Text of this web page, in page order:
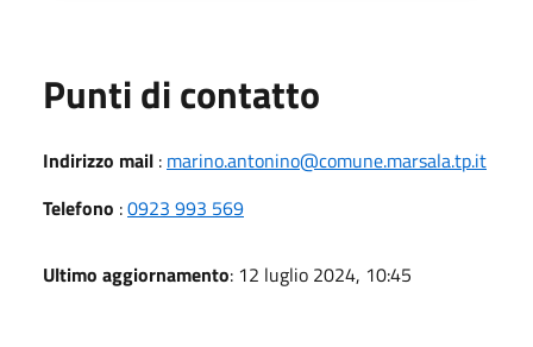
Punti di contatto
Indirizzo mail : marino.antonino@comune.marsala.tp.it
Telefono :0923 993 569
Ultimo aggiornamento: 12 luglio 2024, 10:45